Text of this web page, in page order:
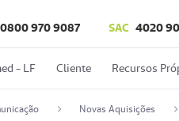
0800 970 9087 SAC 4020
- LF Cliente Recursos
Novas Aquisições